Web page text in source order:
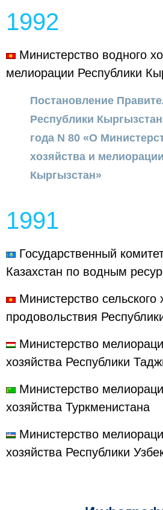
1992
Министерство водного
мелиорации Республики
Постановление
Республики
года N 80 «О
хозяйства и
Кыргызстан»
1991
Государственный
Казахстан по водным
Министерство сельского
продовольствия
Министерство
хозяйства Республики
Министерство
хозяйства Туркменистана
Министерство
хозяйства Республики